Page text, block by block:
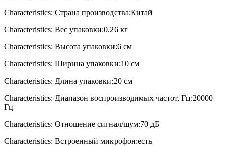
Characteristics: Страна производства:Китай
Characteristics: Вес упаковки:0.26 кг
Characteristics: Высота упаковки:6 см
Characteristics: Ширина упаковки:10 см
Characteristics: Длина упаковки:20 см
Characteristics: Диапазон воспроизводимых частот, Гц:20000
Гц
Characteristics: Отношение сигнал/шум:70 дБ
Characteristics: Встроенный микрофон:есть